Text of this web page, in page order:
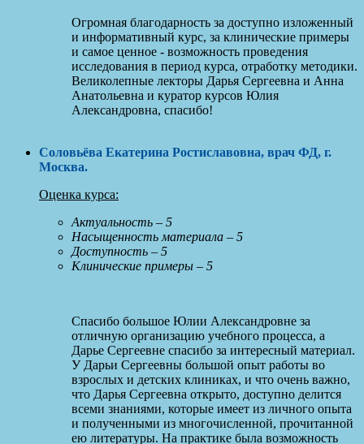
Огромная благодарность за доступно изложенный
и информативный курс, за клинические примеры
и самое ценное - возможность проведения
исследования в период курса, отработку методики.
Великолепные лекторы Дарья Сергеевна и Анна
Анатольевна и куратор курсов Юлия
Александровна, спасибо!
Соловьёва Екатерина Ростиславовна, врач ФД, г.
Москва.
Оценка курса:
Актуальность – 5
Насыщенность материала – 5
Доступность – 5
Клинические примеры – 5
Спасибо большое Юлии Александровне за
отличную организацию учебного процесса, а
Дарье Сергеевне спасибо за интересный материал.
У Дарьи Сергеевны большой опыт работы во
взрослых и детских клиниках, и что очень важно,
что Дарья Сергеевна открыто, доступно делится
всеми знаниями, которые имеет из личного опыта
и полученными из многочисленной, прочитанной
ею литературы. На практике была возможность